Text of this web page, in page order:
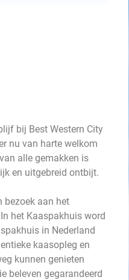
bij Best Western City
nu van harte welkom
alle gemakken is
en uitgebreid ontbijt.
bezoek aan het
het Kaaspakhuis word
in Nederland
kaasopleg en
kunnen genieten
beleven gegarandeerd